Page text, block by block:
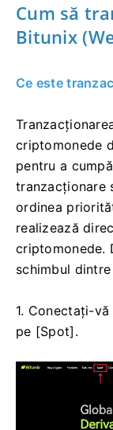
Cum să
Bitunix
Ce este
criptomonede
pentru a
tranzacționare
ordinea
realizează
criptomonede.
schimbul dintre
1. Conectați-
pe [Spot].